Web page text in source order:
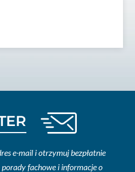
e-mail i otrzymuj bezpłatnie
fachowe i informacje o